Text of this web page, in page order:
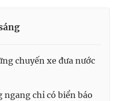
Infographic
Shorts video
chuyến xe đưa nước
ngang chỉ có biển báo